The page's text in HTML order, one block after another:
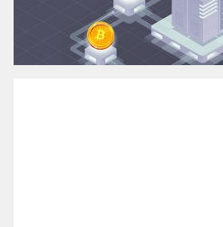
09101364784
شروع گفتگو
@Armteam_admin_104